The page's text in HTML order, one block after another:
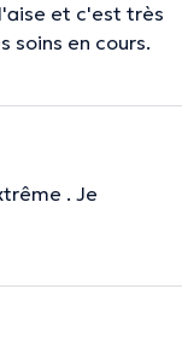
et c'est très
soins en cours.
. Je